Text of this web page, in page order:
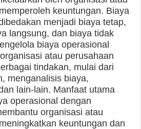
keuntungan. Biaya
menjadi biaya tetap,
langsung, dan biaya tidak
biaya operasional
atau perusahaan
tindakan, mulai dari
menganalisis biaya,
lain-lain. Manfaat utama
operasional dengan
organisasi atau
keuntungan dan